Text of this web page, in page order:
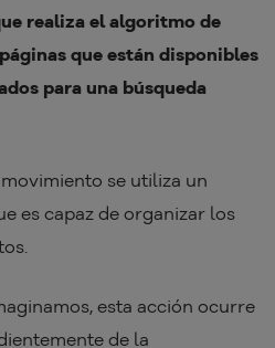
realiza el algoritmo de
que están disponibles
para una búsqueda
se utiliza un
es capaz de organizar los
esta acción ocurre
de la